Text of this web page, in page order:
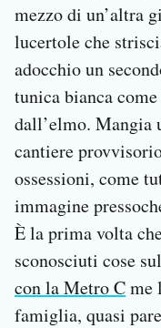
mezzo di un’altra
lucertole che
adocchio un
tunica bianca
dall’elmo. Mangia
cantiere
ossessioni, come
immagine
È la prima volta
sconosciuti cose
con la Metro Cme
famiglia, quasi